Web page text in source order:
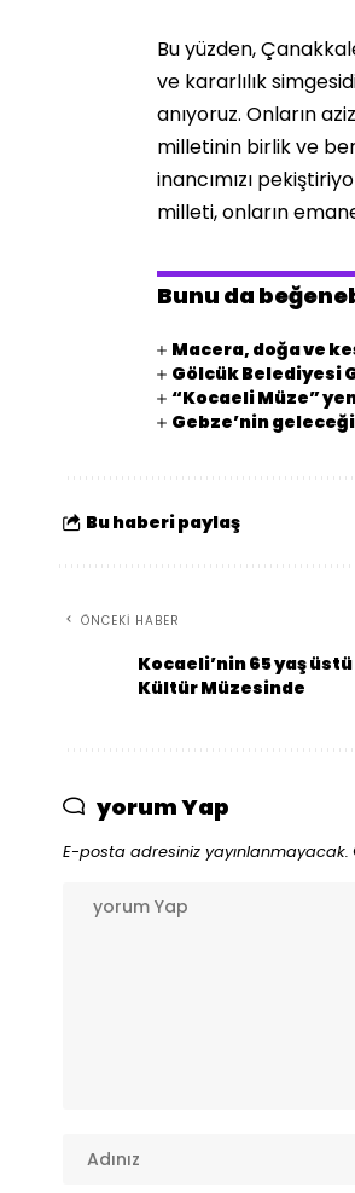
Bu yüzden,
ve kararlılık
anıyoruz. Onların
milletinin birlik ve
inancımızı
milleti, onların
Bunu da
Macera, doğa ve
Gölcük Belediyesi
“Kocaeli Müze”
Gebze’nin
Bu haberi paylaş
ÖNCEKI HABER
Kocaeli’nin 65 yaş
Kültür Müzesinde
yorum Yap
E-posta adresiniz yayınlanmayacak.